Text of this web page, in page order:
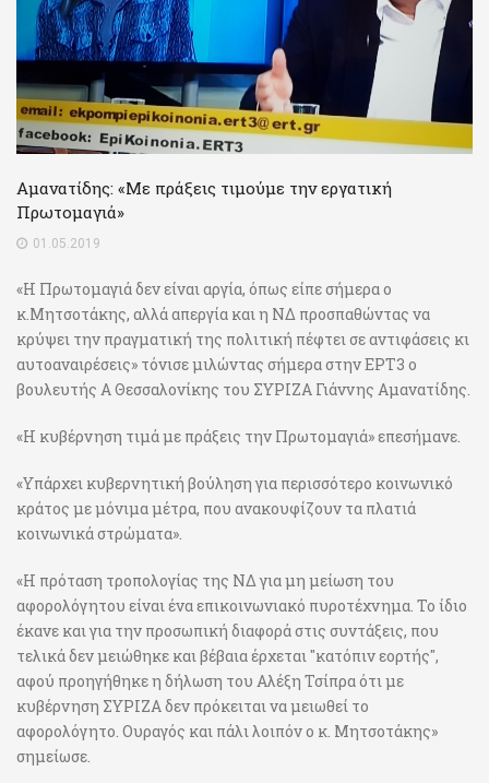
Αμανατίδης: «Με πράξεις τιμούμε την εργατική
Πρωτομαγιά»
01.05.2019
«Η Πρωτομαγιά δεν είναι αργία, όπως είπε σήμερα ο
κ.Μητσοτάκης, αλλά απεργία και η ΝΔ προσπαθώντας να
κρύψει την πραγματική της πολιτική πέφτει σε αντιφάσεις κι
αυτοαναιρέσεις» τόνισε μιλώντας σήμερα στην ΕΡΤ3 ο
βουλευτής Α Θεσσαλονίκης του ΣΥΡΙΖΑ Γιάννης Αμανατίδης.
«Η κυβέρνηση τιμά με πράξεις την Πρωτομαγιά» επεσήμανε.
«Υπάρχει κυβερνητική βούληση για περισσότερο κοινωνικό
κράτος με μόνιμα μέτρα, που ανακουφίζουν τα πλατιά
κοινωνικά στρώματα».
«Η πρόταση τροπολογίας της ΝΔ για μη μείωση του
αφορολόγητου είναι ένα επικοινωνιακό πυροτέχνημα. Το ίδιο
έκανε και για την προσωπική διαφορά στις συντάξεις, που
τελικά δεν μειώθηκε και βέβαια έρχεται "κατόπιν εορτής",
αφού προηγήθηκε η δήλωση του Αλέξη Τσίπρα ότι με
κυβέρνηση ΣΥΡΙΖΑ δεν πρόκειται να μειωθεί το
αφορολόγητο. Ουραγός και πάλι λοιπόν ο κ. Μητσοτάκης»
σημείωσε.